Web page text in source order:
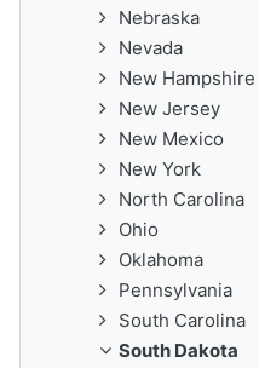
Nebraska
Nevada
New Hampshire
New Jersey
New Mexico
New York
North Carolina
Ohio
Oklahoma
Pennsylvania
South Carolina
South Dakota